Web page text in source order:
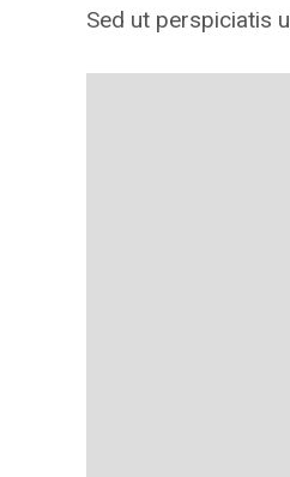
Sed ut perspiciatis